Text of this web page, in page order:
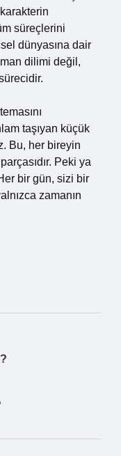
süreçlerini
dünyasına dair
dilimi değil,
taşıyan küçük
Bu, her bireyin
Peki ya
bir gün, sizi bir
zamanın